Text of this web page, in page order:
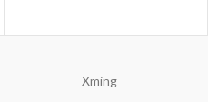
Xming